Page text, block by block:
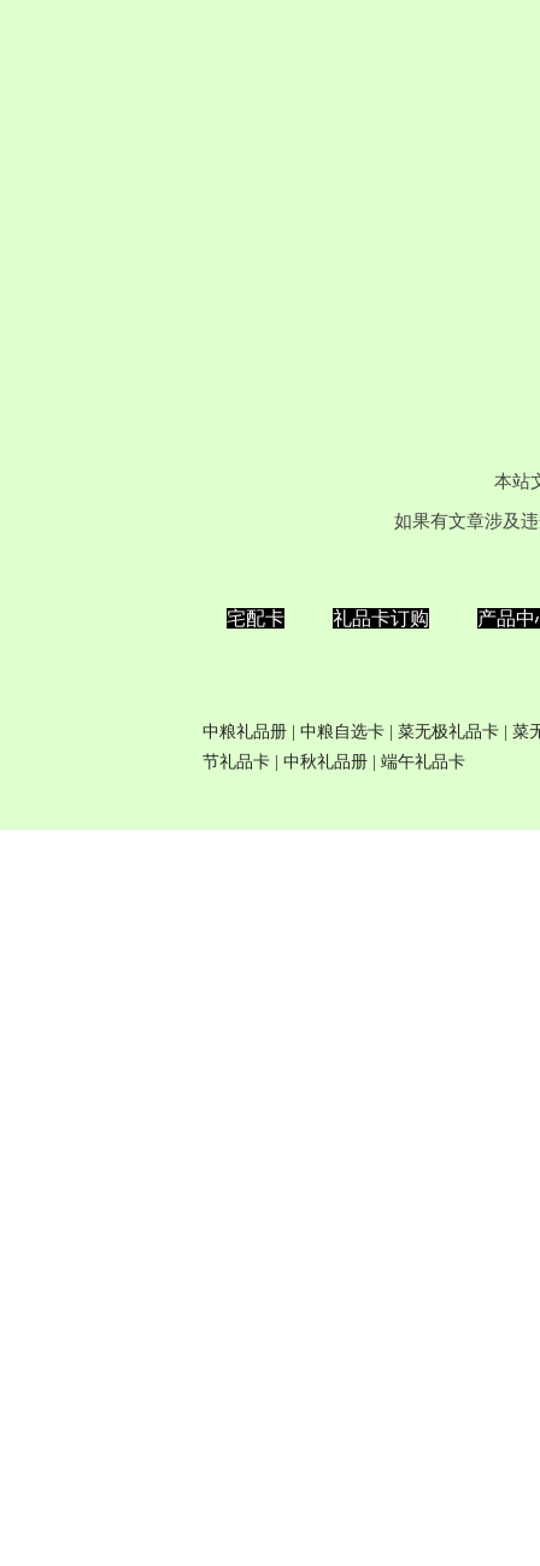
本站
如果有文章涉及
宅配卡 礼品卡订购 产品中
中粮礼品册 | 中粮自选卡 | 菜无极礼品卡 | 菜
节礼品卡 | 中秋礼品册 | 端午礼品卡